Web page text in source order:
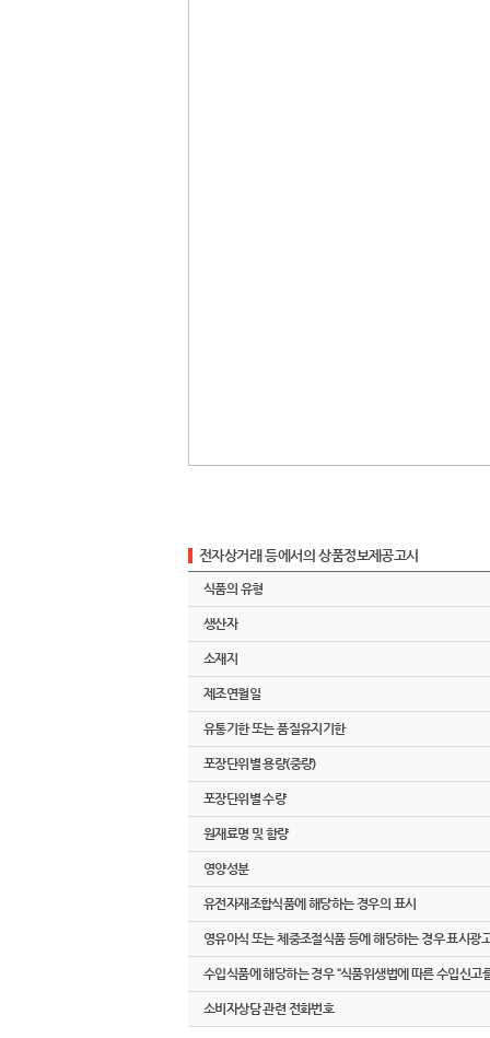
전자상거래 등에서의 상품정보제공고시
식품의 유형
생산자
소재지
제조연월일
유통기한 또는 품질유지기한
포장단위별 용량(중량)
포장단위별 수량
원재료명 및 함량
영양성분
유전자재조합식품에 해당하는 경우의 표시
영유아식 또는 체중조절식품 등에 해당하는 경우 표시광
수입식품에 해당하는 경우 “식품위생법에 따른 수입신고
소비자상담 관련 전화번호